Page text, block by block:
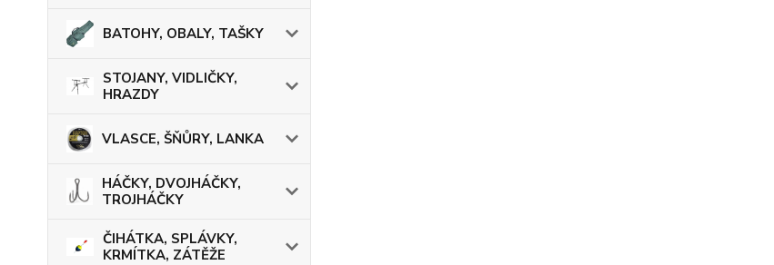
BATOHY, OBALY, TAŠKY
STOJANY, VIDLIČKY,
HRAZDY
VLASCE, ŠŇŮRY, LANKA
HÁČKY, DVOJHÁČKY,
TROJHÁČKY
ČIHÁTKA, SPLÁVKY,
KRMÍTKA, ZÁTĚŽE